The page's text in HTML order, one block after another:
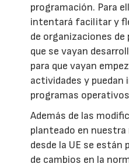
programación. Para
intentará facilitar y
de organizaciones
que se vayan
para que vayan
actividades y puedan
programas
Además de las
planteado en
desde la UE se están
de cambios en la